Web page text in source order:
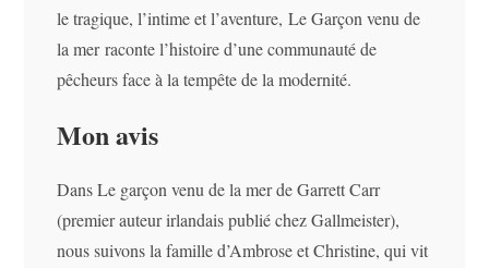
le tragique, l’intime et l’aventure, Le Garçon venu de
la mer raconte l’histoire d’une communauté de
pêcheurs face à la tempête de la modernité.
Mon avis
Dans Le garçon venu de la mer de Garrett Carr
(premier auteur irlandais publié chez Gallmeister),
nous suivons la famille d’Ambrose et Christine, qui vit